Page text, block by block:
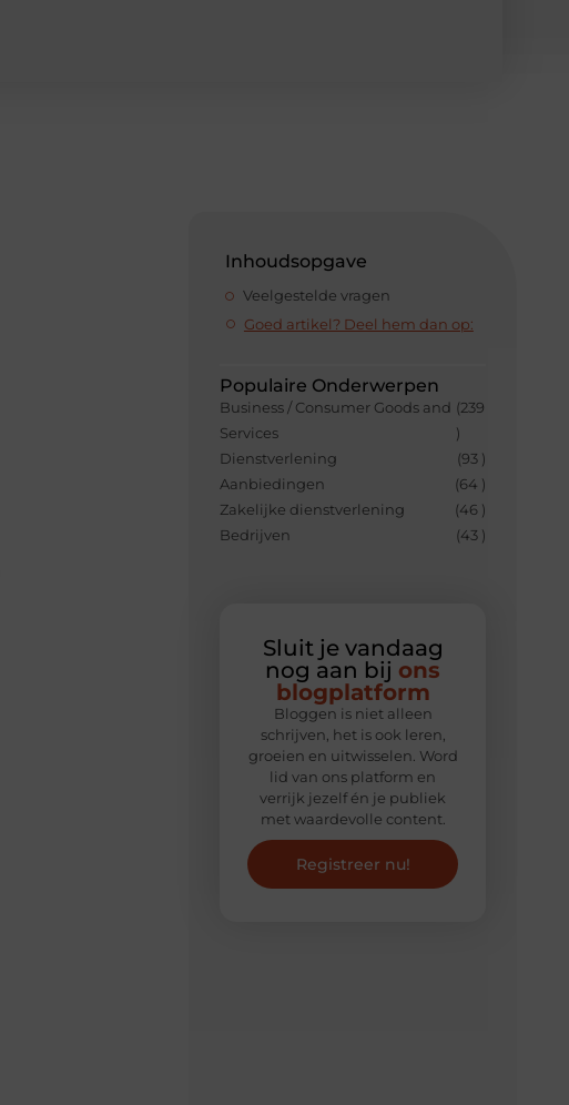
Inhoudsopgave
Veelgestelde vragen
Goed artikel? Deel hem dan op:
Populaire Onderwerpen
Business / Consumer Goods and
Services
(239
)
Dienstverlening
(93 )
Aanbiedingen
(64 )
Zakelijke dienstverlening
(46 )
Bedrijven
(43 )
Sluit je vandaag
nog aan bij ons
blogplatform
Bloggen is niet alleen
schrijven, het is ook leren,
groeien en uitwisselen. Word
lid van ons platform en
verrijk jezelf én je publiek
met waardevolle content.
Registreer nu!